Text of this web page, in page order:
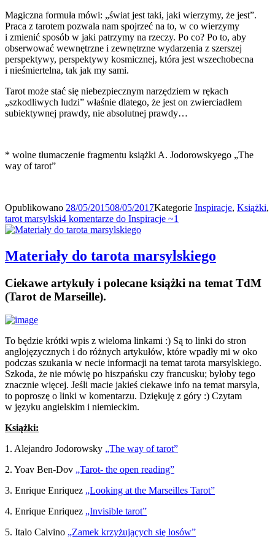
Magiczna formuła mówi: „świat jest taki, jaki wierzymy, że jest”.
Praca z tarotem pozwala nam spojrzeć na to, w co wierzymy
i zmienić sposób w jaki patrzymy na rzeczy. Po co? Po to, aby
obserwować wewnętrzne i zewnętrzne wydarzenia z szerszej
perspektywy, perspektywy kosmicznej, która jest wszechobecna
i nieśmiertelna, tak jak my sami.
Tarot może stać się niebezpiecznym narzędziem w rękach
„szkodliwych ludzi” właśnie dlatego, że jest on zwierciadłem
subiektywnej prawdy, nie absolutnej prawdy…
* wolne tłumaczenie fragmentu książki A. Jodorowskyego „The
way of tarot”
Opublikowano 28/05/201508/05/2017Kategorie Inspiracje, Książki,
tarot marsylski4 komentarze do Inspiracje ~1
Materiały do tarota marsylskiego
Ciekawe artykuły i polecane książki na temat TdM
(Tarot de Marseille).
To będzie krótki wpis z wieloma linkami :) Są to linki do stron
anglojęzycznych i do różnych artykułów, które wpadły mi w oko
podczas szukania w necie informacji na temat tarota marsylskiego.
Szkoda, że nie mówię po hiszpańsku czy francusku; byłoby tego
znacznie więcej. Jeśli macie jakieś ciekawe info na temat marsyla,
to poproszę o linki w komentarzu. Dziękuję z góry :) Czytam
w języku angielskim i niemieckim.
Książki:
1. Alejandro Jodorowsky „The way of tarot”
2. Yoav Ben-Dov „Tarot- the open reading”
3. Enrique Enriquez „Looking at the Marseilles Tarot”
4. Enrique Enriquez „Invisible tarot”
5. Italo Calvino „Zamek krzyżujących się losów”